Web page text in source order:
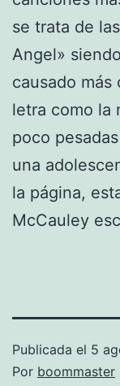
se trata de
Angel»
causado
letra como la
poco
una
la página,
McCauley
Publicada el 5
Por boommaster